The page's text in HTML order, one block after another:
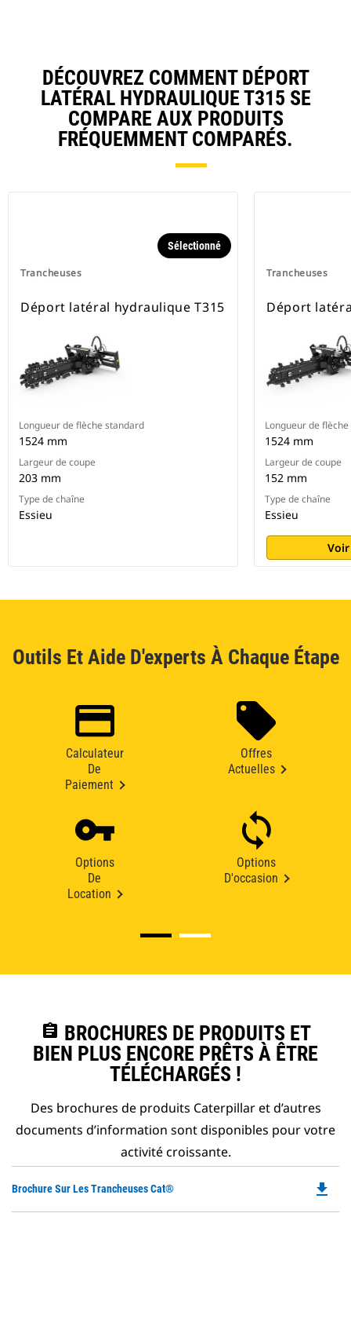
DÉCOUVREZ COMMENT DÉPORT
LATÉRAL HYDRAULIQUE T315 SE
COMPARE AUX PRODUITS
FRÉQUEMMENT COMPARÉS.
Trancheuses
Sélectionné
Déport latéral hydraulique T315
Longueur de flèche standard
1524 mm
Largeur de coupe
203 mm
Type de chaîne
Essieu
Trancheuses
Déport
Longueur de
1524 mm
Largeur de coupe
152 mm
Type de chaîne
Essieu
Outils Et Aide D'experts À Chaque Étape
Calculateur
De
Paiement
Offres
Actuelles
Options
De
Location
Options
D'occasion
assignment BROCHURES DE PRODUITS ET
BIEN PLUS ENCORE PRÊTS À ÊTRE
TÉLÉCHARGÉS !
Des brochures de produits Caterpillar et d’autres
documents d’information sont disponibles pour votre
activité croissante.
Brochure Sur Les Trancheuses Cat® file_download